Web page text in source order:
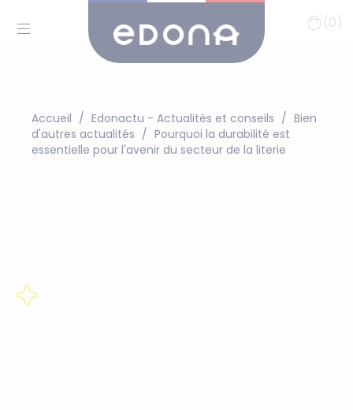
(0)
Accueil Edonactu - Actualités et conseils
Bien
d'autres actualités
Pourquoi la durabilité est
essentielle pour l'avenir du secteur de la literie